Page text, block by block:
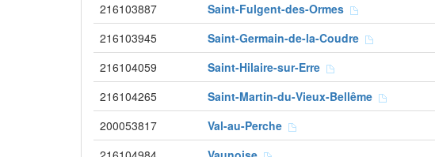
216103887 Saint-Fulgent-des-Ormes
216103945 Saint-Germain-de-la-Coudre
216104059 Saint-Hilaire-sur-Erre
216104265 Saint-Martin-du-Vieux-Bellême
200053817 Val-au-Perche